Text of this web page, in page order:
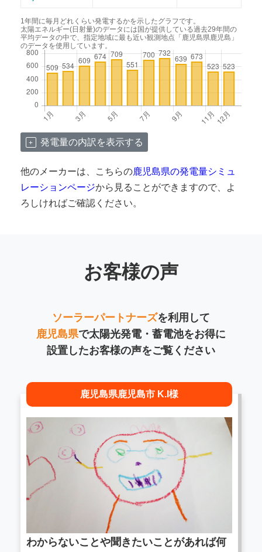
1年間に毎月どれくらい発電するかを示したグラフです。
太陽エネルギー(日射量)のデータには国が提供している過去29年間の
平均データの中で、指定地域に最も近い観測地点「鹿児島県鹿児島」
のデータを使用しています。
発電量の内訳を表示する
他のメーカーは、こちらの鹿児島県の発電量シミュ
レーションページから見ることができますので、よ
ろしければご確認ください。
お客様の声
ソーラーパートナーズを利用して
鹿児島県で太陽光発電・蓄電池をお得に
設置したお客様の声をご覧ください
鹿児島県鹿児島市 K.I様
わからないことや聞きたいことがあれば何